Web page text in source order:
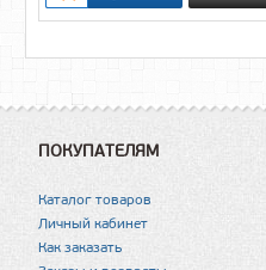
ПОКУПАТЕЛЯМ
Каталог товаров
Личный кабинет
Как заказать